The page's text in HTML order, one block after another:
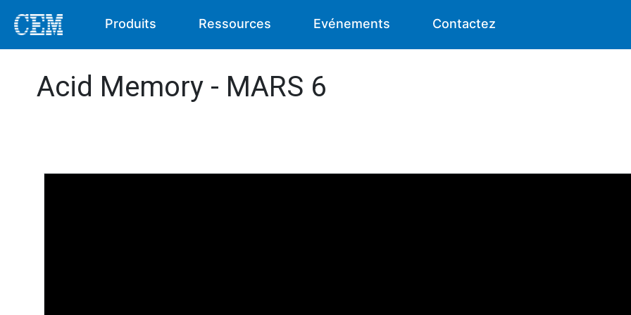
Produits Ressources Evénements Contactez
Acid Memory - MARS 6